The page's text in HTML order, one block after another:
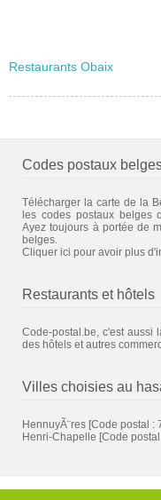
Restaurants Obaix
Codes postaux
Télécharger la carte de la
les codes postaux belges
Ayez toujours à portée de
belges.
Cliquer ici pour avoir plus
Restaurants et hôtels
Code-postal.be, c'est aussi
des hôtels et autres
Villes choisies au
HennuyÃ¨res [Code postal :
Henri-Chapelle [Code